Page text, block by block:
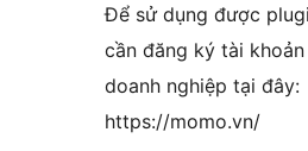
Để sử dụng được
cần đăng ký tài
doanh nghiệp tại đây:
https://momo.vn/